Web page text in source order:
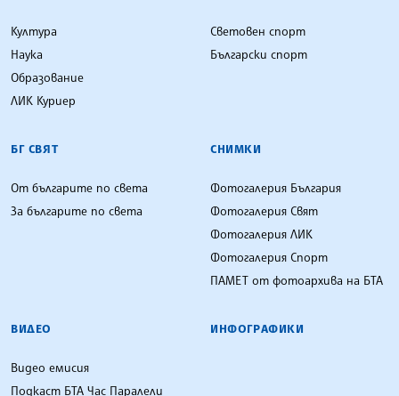
Култура
Наука
Образование
ЛИК Куриер
Световен спорт
Български спорт
БГ СВЯТ
От българите по света
За българите по света
СНИМКИ
Фотогалерия България
Фотогалерия Свят
Фотогалерия ЛИК
Фотогалерия Спорт
ПАМЕТ от фотоархива на БТА
ВИДЕО
Видео емисия
Подкаст БТА Час Паралели
ИНФОГРАФИКИ